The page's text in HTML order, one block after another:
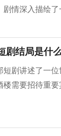
情深入描绘
剧结局是什
剧讲述了一
需要招待重